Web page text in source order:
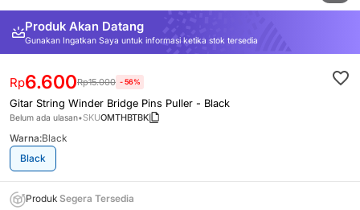
Produk Akan Datang
Gunakan Ingatkan Saya untuk informasi ketika stok tersedia
Gitar String Winder Bridge Pins Puller - Black
Belum ada ulasan•SKUOMTHBTBK
Rp6.600Rp15.000 -56%
Warna:Black
Black
Produk Segera Tersedia